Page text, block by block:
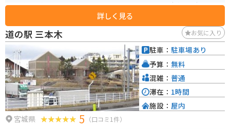
った料理を楽しむことができます。 バイクで訪れる場合、駐車場も広々とし
ださい。
詳しく見る
道の駅 三本木 お気に入り
宮城県 5 （口コミ1件）
駐車： 駐車場あり
予算： 無料
混雑： 普通
滞在： 1時間
施設： 屋内